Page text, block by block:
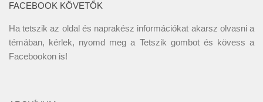
FACEBOOK KÖVETŐK
Ha tetszik az oldal és naprakész információkat akarsz olvasni a
témában, kérlek, nyomd meg a Tetszik gombot és kövess a
Facebookon is!